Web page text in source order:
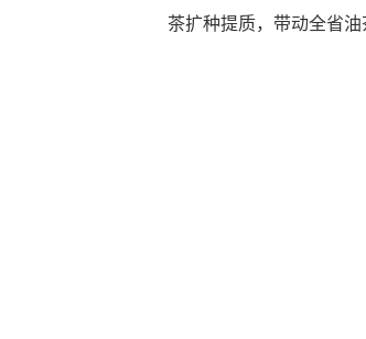
茶扩种提质，带动全省油